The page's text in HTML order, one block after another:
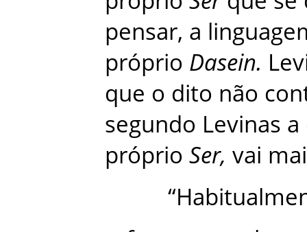
pensar, a
próprio Dasein.
que o dito não
segundo Levinas a
próprio Ser, vai
“